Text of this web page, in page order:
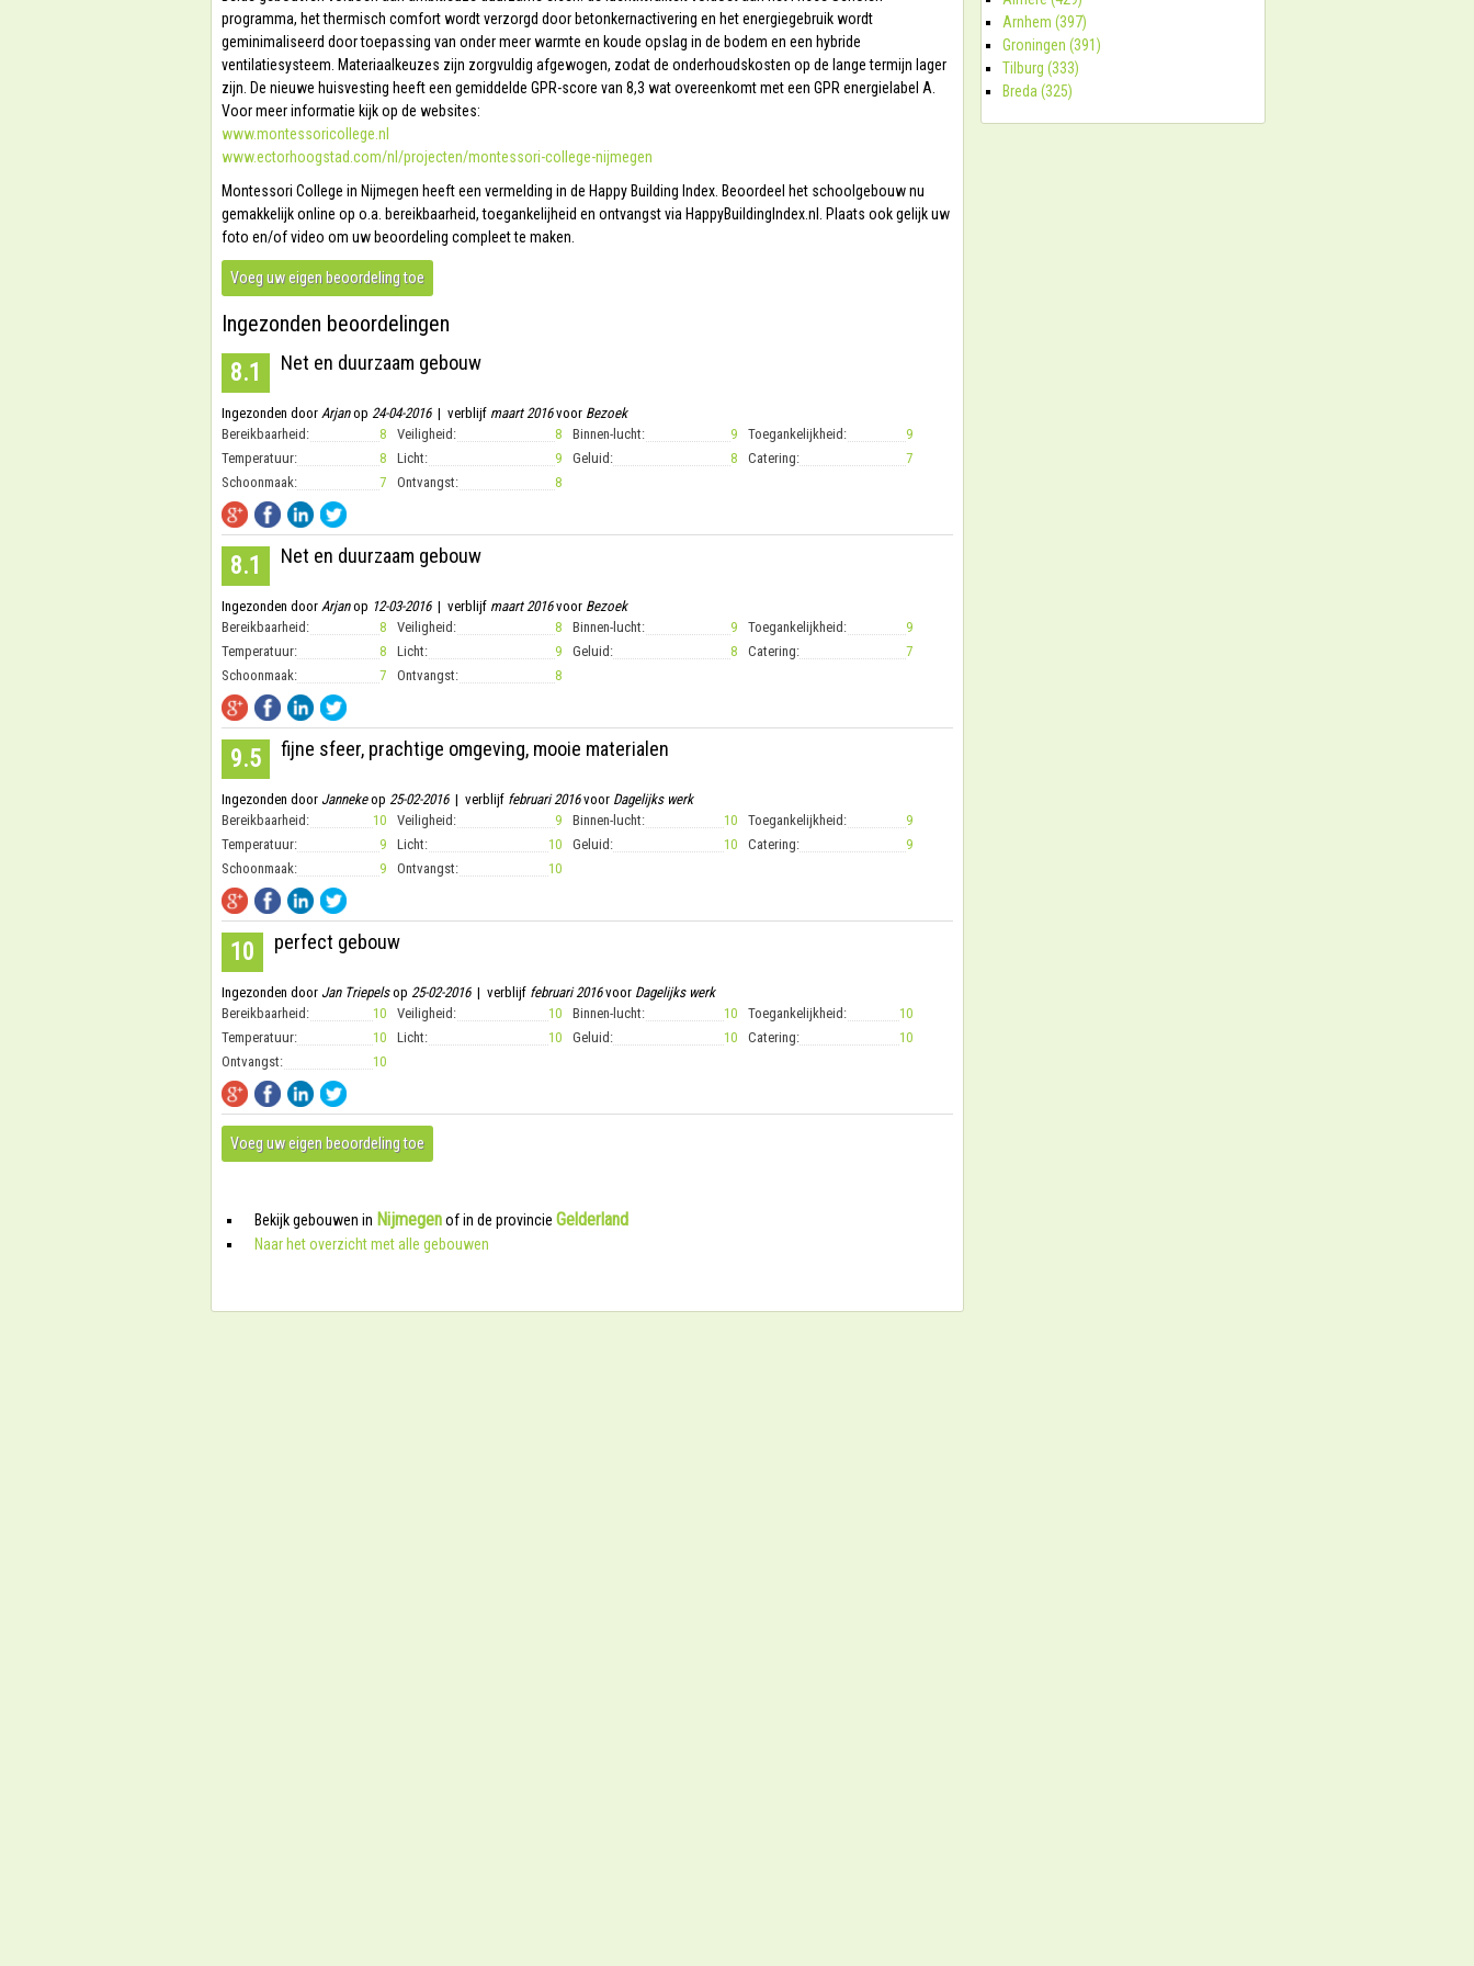
programma, het thermisch comfort wordt verzorgd door betonkernactivering en het energiegebruik wordt
geminimaliseerd door toepassing van onder meer warmte en koude opslag in de bodem en een hybride
ventilatiesysteem. Materiaalkeuzes zijn zorgvuldig afgewogen, zodat de onderhoudskosten op de lange termijn lager
zijn. De nieuwe huisvesting heeft een gemiddelde GPR-score van 8,3 wat overeenkomt met een GPR energielabel A.
Voor meer informatie kijk op de websites:
www.montessoricollege.nl
www.ectorhoogstad.com/nl/projecten/montessori-college-nijmegen
Montessori College in Nijmegen heeft een vermelding in de Happy Building Index. Beoordeel het schoolgebouwnu
gemakkelijk online op o.a. bereikbaarheid, toegankelijheid en ontvangst via HappyBuildingIndex.nl. Plaats ook gelijk uw
foto en/of video om uw beoordeling compleet te maken.
Voeg uw eigen beoordeling toe
Ingezonden beoordelingen
8.1 Net en duurzaam gebouw
Ingezonden door Arjanop 24-04-2016| verblijf maart 2016voor Bezoek
Bereikbaarheid:
8 Veiligheid: 8 Binnen-lucht: 9 Toegankelijkheid:
9
Temperatuur:
8 Licht: 9 Geluid: 8 Catering:
7
Schoonmaak:
7 Ontvangst: 8
8.1 Net en duurzaam gebouw
Ingezonden door Arjanop 12-03-2016| verblijf maart 2016voor Bezoek
Bereikbaarheid:
8 Veiligheid: 8 Binnen-lucht: 9 Toegankelijkheid:
9
Temperatuur:
8 Licht: 9 Geluid: 8 Catering:
7
Schoonmaak:
7 Ontvangst: 8
9.5 fijne sfeer, prachtige omgeving, mooie materialen
Ingezonden door Jannekeop 25-02-2016| verblijf februari 2016voor Dagelijks werk
Bereikbaarheid:
10 Veiligheid: 9 Binnen-lucht: 10 Toegankelijkheid:
9
Temperatuur:
9 Licht: 10 Geluid: 10 Catering:
9
Schoonmaak:
9 Ontvangst: 10
10 perfect gebouw
Ingezonden door Jan Triepelsop 25-02-2016| verblijf februari 2016voor Dagelijks werk
Bereikbaarheid:
10 Veiligheid: 10 Binnen-lucht: 10 Toegankelijkheid:
10
Temperatuur:
10 Licht: 10 Geluid: 10 Catering:
10
Ontvangst:
10
Voeg uw eigen beoordeling toe
Bekijk gebouwen in Nijmegenof in de provincie Gelderland
Naar het overzicht met alle gebouwen
Arnhem (397)
Groningen (391)
Tilburg (333)
Breda (325)